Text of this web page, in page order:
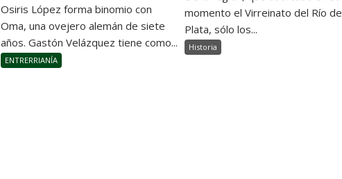
Osiris López forma binomio con
Oma, una ovejero alemán de siete
años. Gastón Velázquez tiene como...
ENTRERRIANÍA
momento el Virreinato del Río de
Plata, sólo los...
Historia